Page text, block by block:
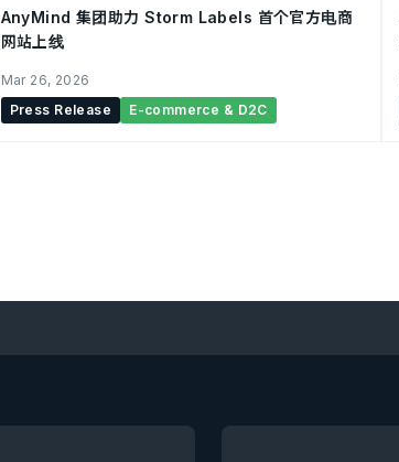
AnyMind 集团助力 Storm Labels 首个官方电商
网站上线
Mar 26, 2026
Press Release
E-commerce & D2C